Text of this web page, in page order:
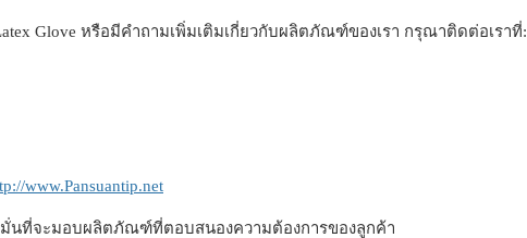
Glove หรือมีคำถามเพิ่มเติมเกี่ยวกับผลิตภัณฑ์ของเรา กรุณาติดต่อเราที่:
www.Pansuantip.net
มั่นที่จะมอบผลิตภัณฑ์ที่ตอบสนองความต้องการของลูกค้า